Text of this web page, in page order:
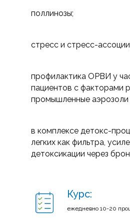
поллинозы;
стресс и стресс-
профилактика ОРВИ у
пациентов с факторами
промышленные аэрозоли
в комплексе детокс-
легких как фильтра,
детоксикации через
Курс:
ежедневно 10-20